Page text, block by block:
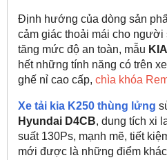
Định hướng của dòng sản
cảm giác thoải mái cho
tăng mức độ an toàn, mẫu
hết những tính năng có trên
ghế nỉ cao cấp, chìa khóa
Xe tải kia K250 thùng lửng
Hyundai D4CB, dung tích xi
suất 130Ps, mạnh mẽ, tiết
mới được là những điểm